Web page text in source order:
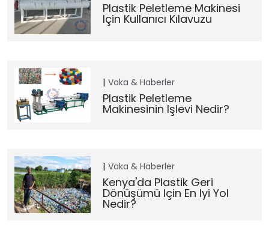
Plastik Peletleme Makinesi
Için Kullanıcı Kılavuzu
Vaka & Haberler
Plastik Peletleme
Makinesinin Işlevi Nedir?
Vaka & Haberler
Kenya'da Plastik Geri
Dönüşümü Için En Iyi Yol
Nedir?